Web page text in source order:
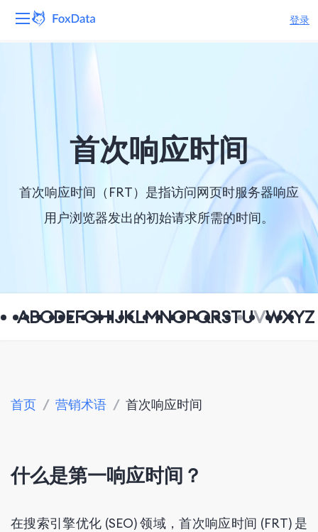
登录
产品
解决方案 首次响应时间
首次响应时间（FRT）是指访问网页时服务器响应
用户浏览器发出的初始请求所需的时间。
ABCDEFGHIJKLMNOPQRSTUVWXYZ
首页 / 营销术语 / 首次响应时间
什么是第一响应时间？
在搜索引擎优化 (SEO) 领域，首次响应时间 (FRT) 是